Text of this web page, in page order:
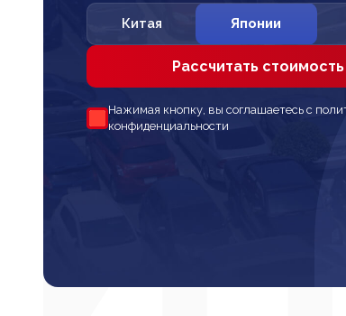
Китая Японии
Рассчитать стоимость
Нажимая кнопку, вы соглашаетесь с
конфиденциальности